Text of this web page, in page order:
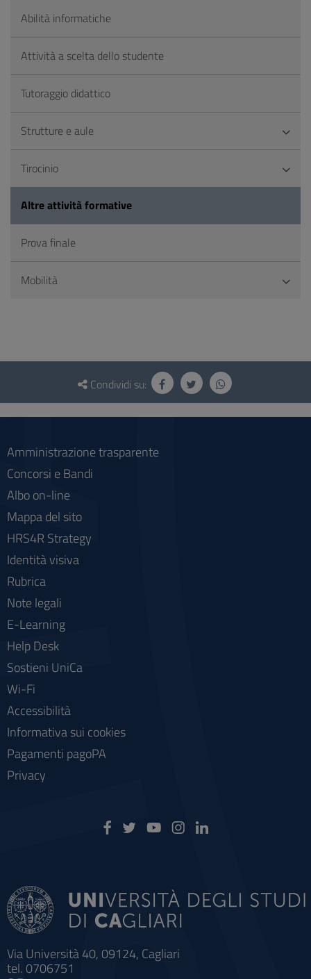
Abilità informatiche
Attività a scelta dello studente
Tutoraggio didattico
Strutture e aule
Tirocinio
Altre attività formative
Prova finale
Mobilità
Questionario
social
Condividi su:
Via Università 40, 09124, Cagliari
tel. 0706751
Amministrazione trasparente
Concorsi e Bandi
Albo on-line
Mappa del sito
HRS4R Strategy
Identità visiva
Rubrica
Note legali
E-Learning
Help Desk
Sostieni UniCa
Wi-Fi
Accessibilità
Informativa sui cookies
Pagamenti pagoPA
Privacy